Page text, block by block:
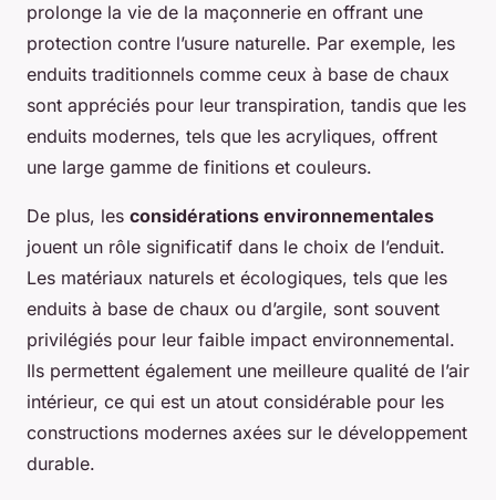
prolonge la vie de la maçonnerie en offrant une
protection contre l’usure naturelle. Par exemple, les
enduits traditionnels comme ceux à base de chaux
sont appréciés pour leur transpiration, tandis que les
enduits modernes, tels que les acryliques, offrent
une large gamme de finitions et couleurs.
De plus, les considérations environnementales
jouent un rôle significatif dans le choix de l’enduit.
Les matériaux naturels et écologiques, tels que les
enduits à base de chaux ou d’argile, sont souvent
privilégiés pour leur faible impact environnemental.
Ils permettent également une meilleure qualité de l’air
intérieur, ce qui est un atout considérable pour les
constructions modernes axées sur le développement
durable.